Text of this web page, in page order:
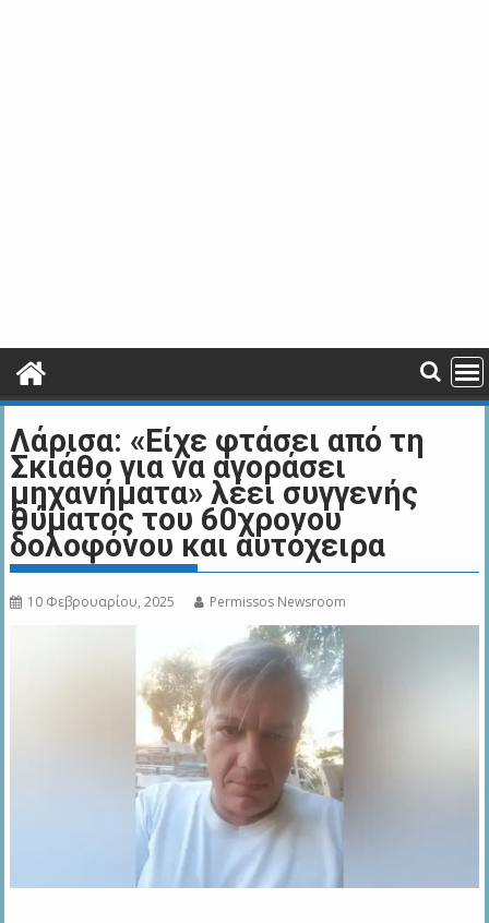
Λάρισα: «Είχε φτάσει από τη
Σκιάθο για να αγοράσει
μηχανήματα» λέει συγγενής
θύματος του 60χρονου
δολοφόνου και αυτόχειρα
10 Φεβρουαρίου, 2025 Permissos Newsroom